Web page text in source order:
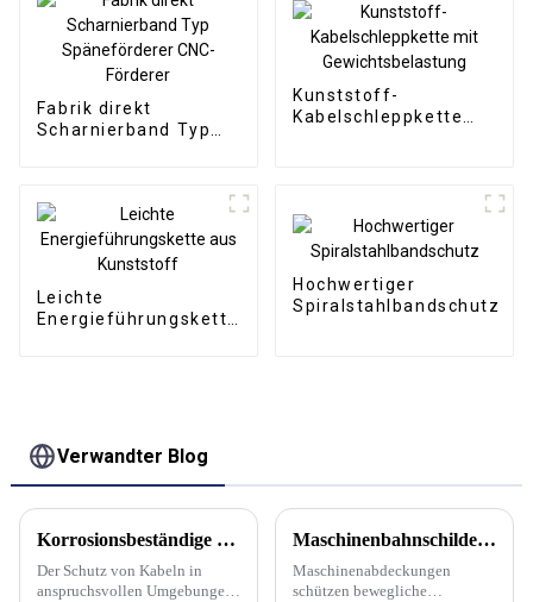
Fabrik direkt
Scharnierband Typ
Kunststoff-
Kabelschleppkette
Leichte
Energieführungskette
Hochwertiger
Spiralstahlbandschutz
Verwandter Blog
Korrosionsbeständige Schleppketten: Eine zuverlässige Lösung
Der Schutz von Kabeln in
anspruchsvollen Umgebungen
Maschinenbahnschilde und Faltenbälge
Maschinenabdeckungen
schützen bewegliche